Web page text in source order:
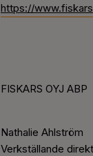
https://
FISKARS OYJ ABP
Nathalie Ahlström
Verkställande